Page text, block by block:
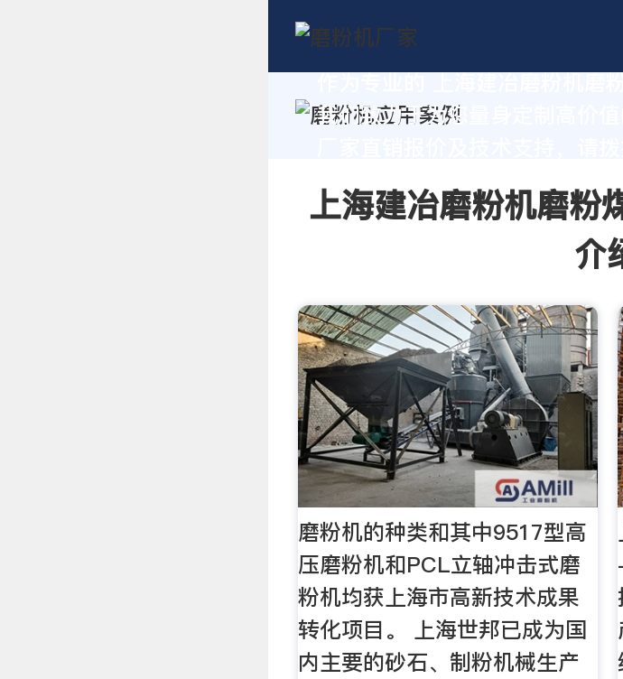
我们致力于为您量身定制高价
上海建冶磨粉机磨粉
介
磨粉机的种类和其中9517型高
压磨粉机和PCL立轴冲击式磨
粉机均获上海市高新技术成果
转化项目。 上海世邦已成为国
内主要的砂石、制粉机械生产